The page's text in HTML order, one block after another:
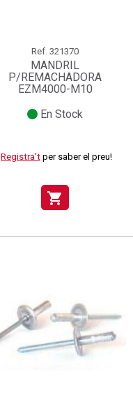
Ref. 321370
MANDRIL
P/REMACHADORA
EZM4000-M10
En Stock
Registra't per saber el preu!
shopping_cart